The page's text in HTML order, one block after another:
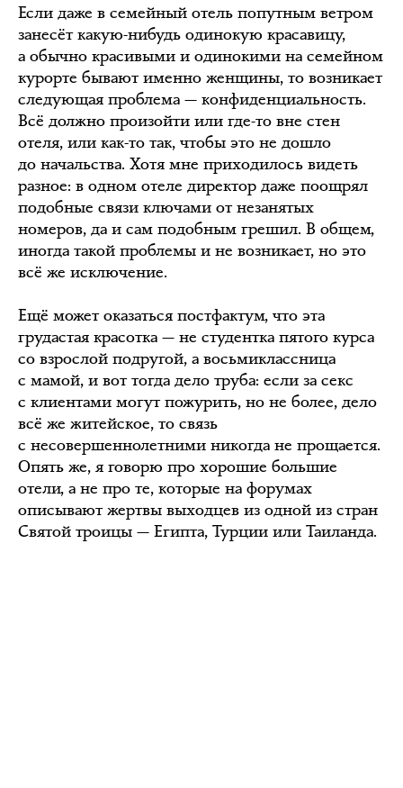
Если даже в семейный отель попутным ветром
занесёт какую-нибудь одинокую красавицу,
а обычно красивыми и одинокими на семейном
курорте бывают именно женщины, то возникает
следующая проблема — конфиденциальность.
Всё должно произойти или где-то вне стен
отеля, или как-то так, чтобы это не дошло
до начальства. Хотя мне приходилось видеть
разное: в одном отеле директор даже поощрял
подобные связи ключами от незанятых
номеров, да и сам подобным грешил. В общем,
иногда такой проблемы и не возникает, но это
всё же исключение.
Ещё может оказаться постфактум, что эта
грудастая красотка — не студентка пятого курса
со взрослой подругой, а восьмиклассница
с мамой, и вот тогда дело труба: если за секс
с клиентами могут пожурить, но не более, дело
всё же житейское, то связь
с несовершеннолетними никогда не прощается.
Опять же, я говорю про хорошие большие
отели, а не про те, которые на форумах
описывают жертвы выходцев из одной из стран
Святой троицы — Египта, Турции или Таиланда.